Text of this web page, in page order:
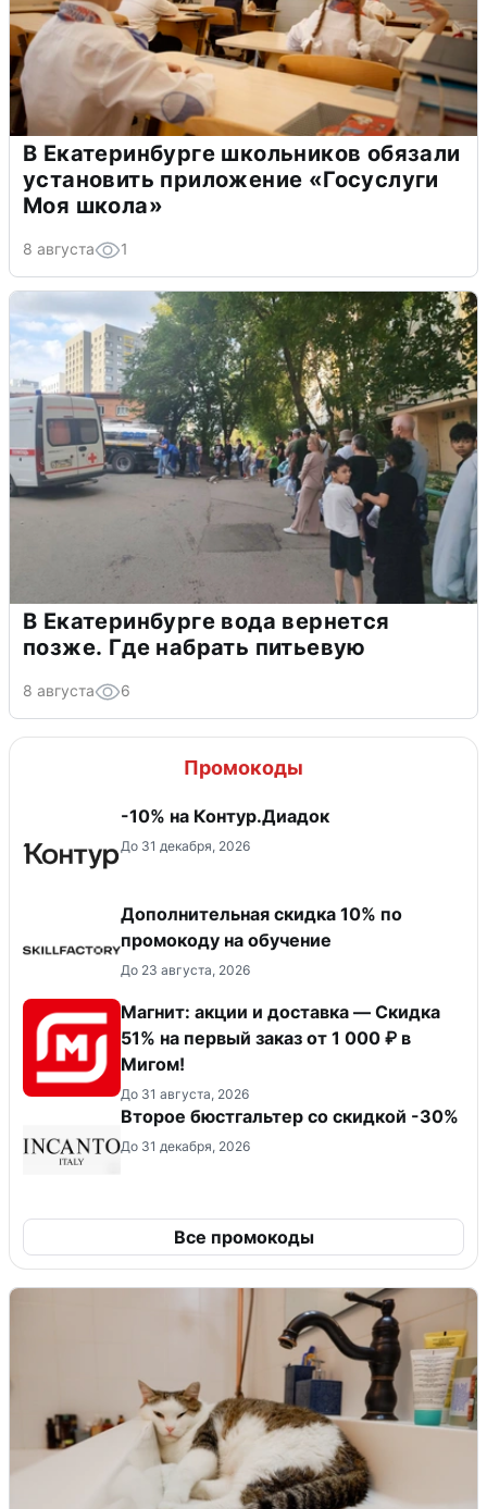
В Екатеринбурге школьников обязали
установить приложение «Госуслуги
Моя школа»
8 августа 1
В Екатеринбурге вода вернется
позже. Где набрать питьевую
8 августа 6
Промокоды
-10% на Контур.Диадок
До 31 декабря, 2026
Дополнительная скидка 10% по
промокоду на обучение
До 23 августа, 2026
Магнит: акции и доставка — Скидка
51% на первый заказ от 1 000 ₽ в
Мигом!
До 31 августа, 2026
Второе бюстгальтер со скидкой -30%
До 31 декабря, 2026
Все промокоды